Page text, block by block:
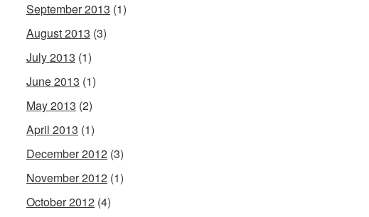
September 2013 (1)
August 2013 (3)
July 2013 (1)
June 2013 (1)
May 2013 (2)
April 2013 (1)
December 2012 (3)
November 2012 (1)
October 2012 (4)